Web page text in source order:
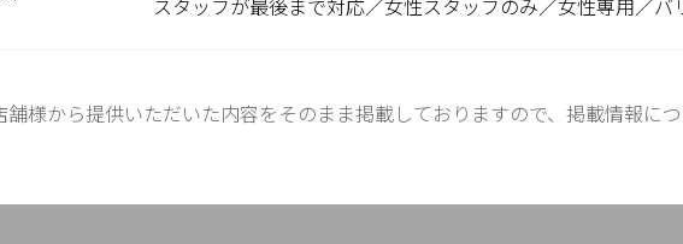
スタッフが最後まで対応／女性スタッフのみ／女性専用／バ
様から提供いただいた内容をそのまま掲載しておりますので、掲載情報に